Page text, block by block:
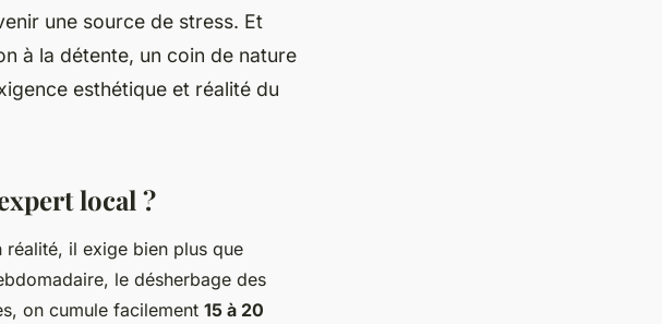
une source de stress. Et
à la détente, un coin de nature
esthétique et réalité du
local ?
réalité, il exige bien plus que
le désherbage des
on cumule facilement 15 à 20